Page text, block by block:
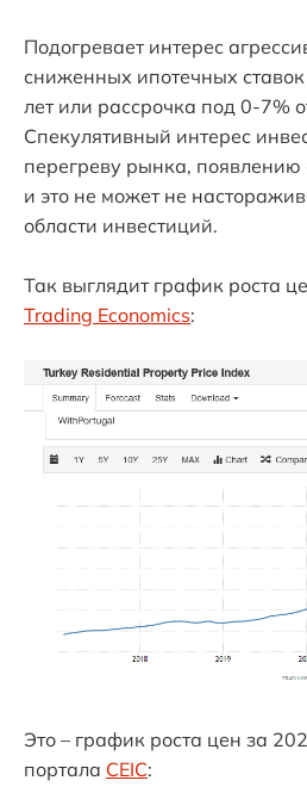
Подогревает интерес
сниженных ипотечных
лет или рассрочка под 0-7%
Спекулятивный интерес
перегреву рынка, появлению
и это не может не
области инвестиций.
Так выглядит график роста
Trading Economics:
Это – график роста цен за
портала CEIC: